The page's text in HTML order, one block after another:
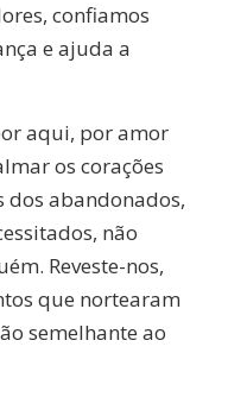
confiamos
e ajuda a
aqui, por amor
os corações
abandonados,
não
Reveste-nos,
que nortearam
semelhante ao